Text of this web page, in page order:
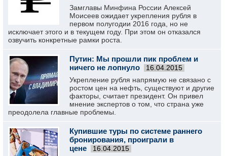
Замглавы Минфина России Алексей
Моисеев ожидает укрепления рубля в
первом полугодии 2016 года, но не
исключает этого и в текущем году. При этом он отказался
озвучить конкретные рамки роста.
Путин: Мы прошли пик проблем и
ничего не лопнуло
16.04.2015
Укрепление рубля напрямую не связано с
ростом цен на нефть, существуют и другие
факторы, считает президент. Он привел
мнение экспертов о том, что страна уже
преодолела главные проблемы.
Купившие туры по системе раннего
бронирования, проиграли в
цене
16.04.2015